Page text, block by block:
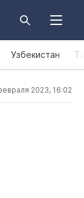
Узбекистан
2023, 16:02